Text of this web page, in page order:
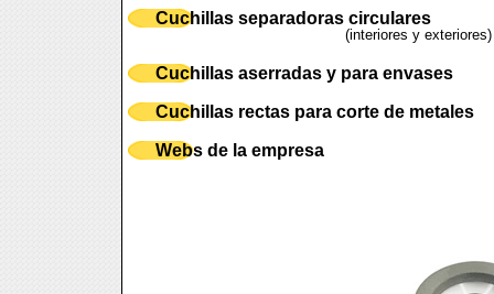
Cuchillas separadoras circulares
(interiores y exteriores)
Cuchillas aserradas y para envases
Cuchillas rectas para corte de metales
Webs de la empresa